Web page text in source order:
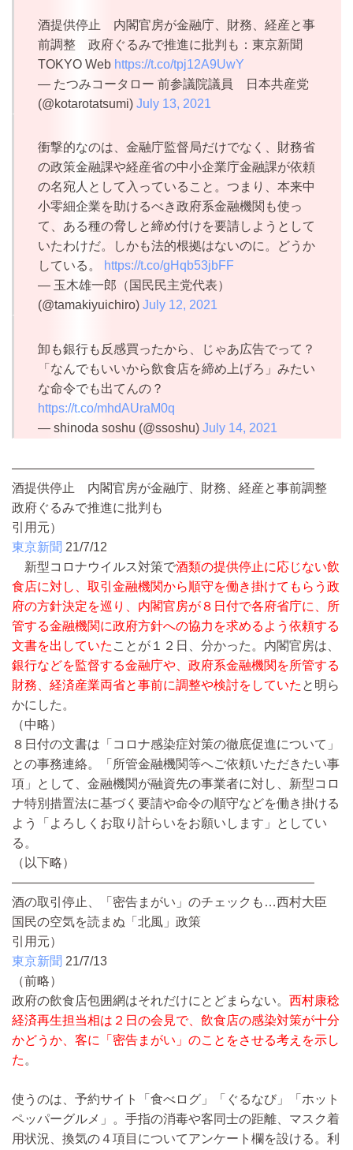
酒提供停止 内閣官房が金融庁、財務、経産と事
前調整 政府ぐるみで推進に批判も：東京新聞
TOKYO Web https://t.co/tpj12A9UwY
— たつみコータロー 前参議院議員 日本共産党
(@kotarotatsumi) July 13, 2021
衝撃的なのは、金融庁監督局だけでなく、財務省
の政策金融課や経産省の中小企業庁金融課が依頼
の名宛人として入っていること。つまり、本来中
小零細企業を助けるべき政府系金融機関も使っ
て、ある種の脅しと締め付けを要請しようとして
いたわけだ。しかも法的根拠はないのに。どうか
している。
https://t.co/gHqb53jbFF
— 玉木雄一郎（国民民主党代表）
(@tamakiyuichiro) July 12, 2021
卸も銀行も反感買ったから、じゃあ広告でって？
「なんでもいいから飲食店を締め上げろ」みたい
な命令でも出てんの？
https://t.co/mhdAUraM0q
— shinoda soshu (@ssoshu) July 14, 2021
————————————————————————
酒提供停止 内閣官房が金融庁、財務、経産と事前調整
政府ぐるみで推進に批判も
引用元）
東京新聞 21/7/12
新型コロナウイルス対策で酒類の提供停止に応じない飲
食店に対し、取引金融機関から順守を働き掛けてもらう政
府の方針決定を巡り、内閣官房が８日付で各府省庁に、所
管する金融機関に政府方針への協力を求めるよう依頼する
文書を出していた ことが１２日、分かった。内閣官房は、
銀行などを監督する金融庁や、政府系金融機関を所管する
財務、経済産業両省と事前に調整や検討をしていた と明ら
かにした。
（中略）
８日付の文書は「コロナ感染症対策の徹底促進について」
との事務連絡。「所管金融機関等へご依頼いただきたい事
項」として、金融機関が融資先の事業者に対し、新型コロ
ナ特別措置法に基づく要請や命令の順守などを働き掛ける
よう「よろしくお取り計らいをお願いします」としてい
る。
（以下略）
————————————————————————
酒の取引停止、「密告まがい」のチェックも…西村大臣
国民の空気を読まぬ「北風」政策
引用元）
東京新聞 21/7/13
（前略）
政府の飲食店包囲網はそれだけにとどまらない。 西村康稔
経済再生担当相は２日の会見で、飲食店の感染対策が十分
かどうか、客に「密告まがい」のことをさせる考えを示し
た 。
使うのは、予約サイト「食べログ」「ぐるなび」「ホット
ペッパーグルメ」。手指の消毒や客同士の距離、マスク着
用状況、換気の４項目についてアンケート欄を設ける。利